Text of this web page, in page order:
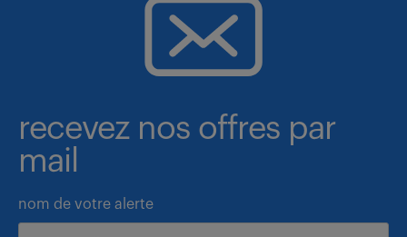
recevez nos offres par
mail
nom de votre alerte